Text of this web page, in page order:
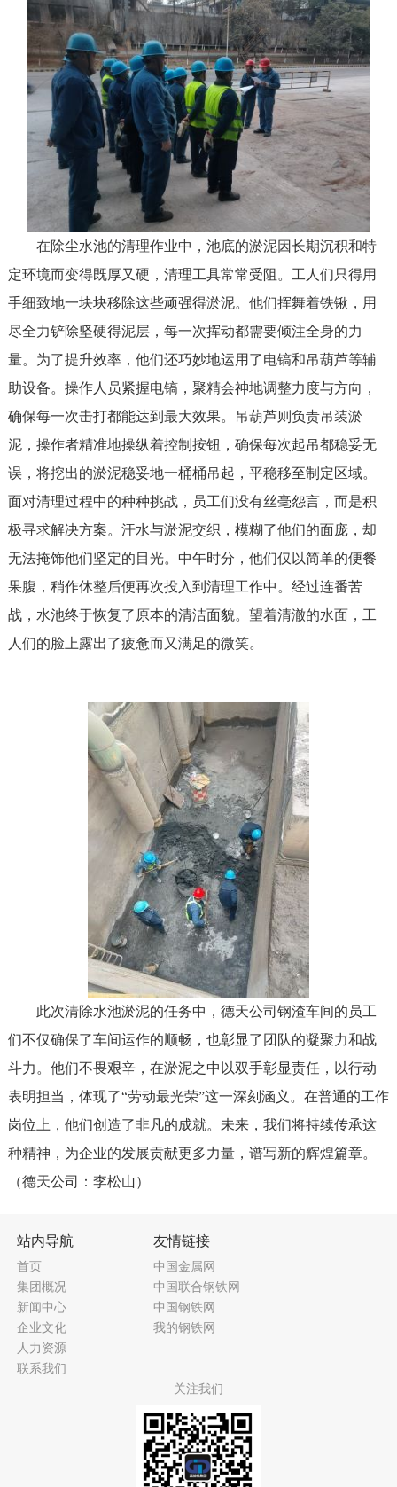
在除尘水池的清理作业中，池底的淤泥因长期沉积和特
定环境而变得既厚又硬，清理工具常常受阻。工人们只得用
手细致地一块块移除这些顽强得淤泥。他们挥舞着铁锹，用
尽全力铲除坚硬得泥层，每一次挥动都需要倾注全身的力
量。为了提升效率，他们还巧妙地运用了电镐和吊葫芦等辅
助设备。操作人员紧握电镐，聚精会神地调整力度与方向，
确保每一次击打都能达到最大效果。吊葫芦则负责吊装淤
泥，操作者精准地操纵着控制按钮，确保每次起吊都稳妥无
误，将挖出的淤泥稳妥地一桶桶吊起，平稳移至制定区域。
面对清理过程中的种种挑战，员工们没有丝毫怨言，而是积
极寻求解决方案。汗水与淤泥交织，模糊了他们的面庞，却
无法掩饰他们坚定的目光。中午时分，他们仅以简单的便餐
果腹，稍作休整后便再次投入到清理工作中。经过连番苦
战，水池终于恢复了原本的清洁面貌。望着清澈的水面，工
人们的脸上露出了疲惫而又满足的微笑。
此次清除水池淤泥的任务中，德天公司钢渣车间的员工
们不仅确保了车间运作的顺畅，也彰显了团队的凝聚力和战
斗力。他们不畏艰辛，在淤泥之中以双手彰显责任，以行动
表明担当，体现了“劳动最光荣”这一深刻涵义。在普通的工作
岗位上，他们创造了非凡的成就。未来，我们将持续传承这
种精神，为企业的发展贡献更多力量，谱写新的辉煌篇章。
（德天公司： 李松山）
站内导航
首页
集团概况
新闻中心
企业文化
人力资源
联系我们
友情链接
中国金属网
中国联合钢铁网
中国钢铁网
我的钢铁网
关注我们